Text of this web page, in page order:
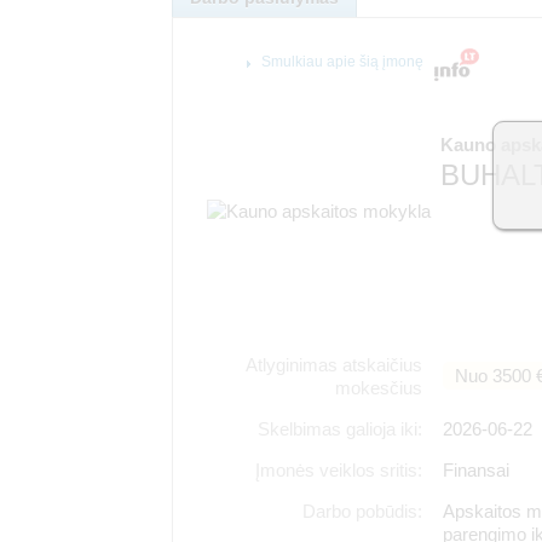
Kauno
Nuo 3500
2026-06-22
Finansai
Apskaitos
parengimo
Smulkiau apie šią įmonę